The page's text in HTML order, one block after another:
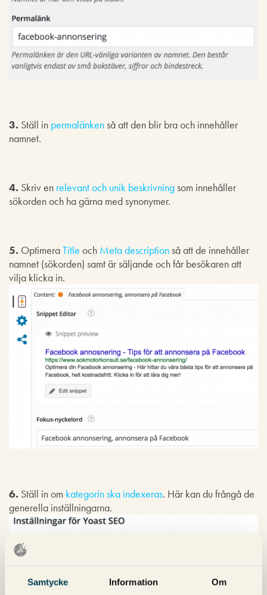
Samtycke Information Om
3. Ställ in permalänkenså att den blir bra och innehåller
namnet.
4. Skriv en relevant och unik beskrivningsom innehåller
sökorden och ha gärna med synonymer.
5. OptimeraTitle och Meta descriptionså att de innehåller
namnet (sökorden) samt är säljande och får besökaren att
vilja klicka in.
6. Ställ in om kategorin ska indexeras. Här kan du frångå de
generella inställningarna.